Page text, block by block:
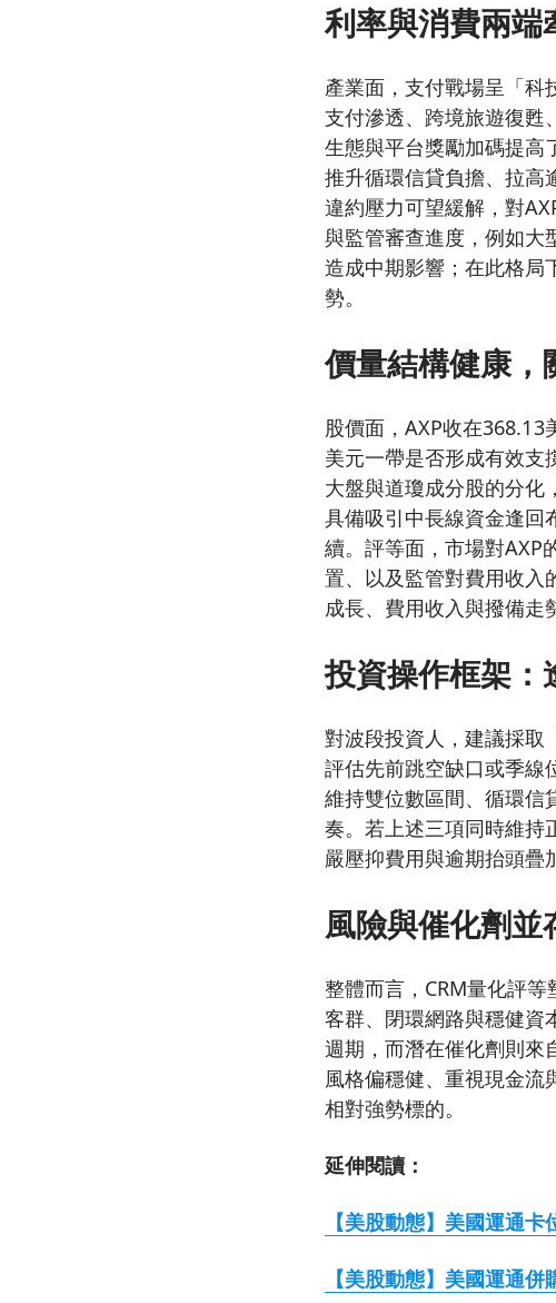
利率與消費兩端
產業面，支付戰場呈「
支付滲透、跨境旅遊復甦
生態與平台獎勵加碼提高
推升循環信貸負擔、拉高
違約壓力可望緩解，對
與監管審查進度，例如大
造成中期影響；在此格局
勢。
價量結構健康
股價面，AXP收在
美元一帶是否形成有效支
大盤與道瓊成分股的分化
具備吸引中長線資金逢回
續。評等面，市場對AXP
置、以及監管對費用收入
成長、費用收入與撥備走
投資操作框架：
對波段投資人，建議採取
評估先前跳空缺口或季線
維持雙位數區間、循環信
奏。若上述三項同時維持
嚴壓抑費用與逾期抬頭疊
風險與催化劑
整體而言，CRM量化評
客群、閉環網路與穩健資
週期，而潛在催化劑則來
風格偏穩健、重視現金流
相對強勢標的。
延伸閱讀：
【美股動態】美國運通
【美股動態】美國運通